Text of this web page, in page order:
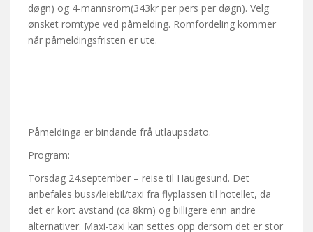
døgn) og 4-mannsrom(343kr per pers per døgn). Velg
ønsket romtype ved påmelding. Romfordeling kommer
når påmeldingsfristen er ute.
Påmeldinga er bindande frå utlaupsdato.
Program:
Torsdag 24.september – reise til Haugesund. Det
anbefales buss/leiebil/taxi fra flyplassen til hotellet, da
det er kort avstand (ca 8km) og billigere enn andre
alternativer. Maxi-taxi kan settes opp dersom det er stor